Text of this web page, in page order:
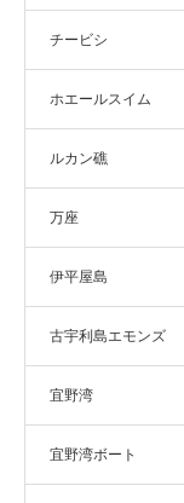
チービシ
ホエールスイム
ルカン礁
万座
伊平屋島
古宇利島エモンズ
宜野湾
宜野湾ボート